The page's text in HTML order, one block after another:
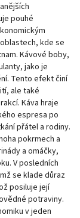
pouhé
kde se
Kávové boby,
jako je
Tento efekt činí
ale také
Káva hraje
espresa po
přátel a rodiny.
pokrmech a
a omáčky,
V posledních
se klade důraz
posiluje její
potraviny.
v jeden